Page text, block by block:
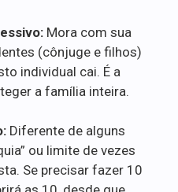
Mora com sua
(cônjuge e filhos)
individual cai. É a
a família inteira.
Diferente de alguns
ou limite de vezes
Se precisar fazer 10